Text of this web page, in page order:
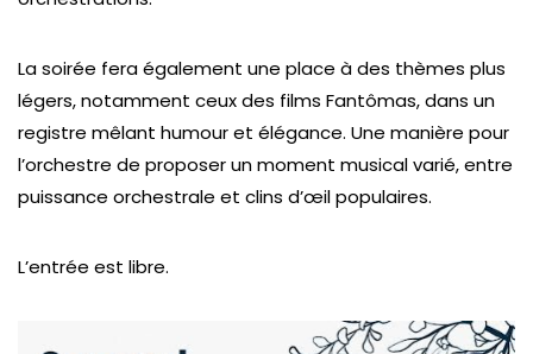
La soirée fera également une place à des thèmes plus
légers, notamment ceux des films Fantômas, dans un
registre mêlant humour et élégance. Une manière pour
l’orchestre de proposer un moment musical varié, entre
puissance orchestrale et clins d’œil populaires.
L’entrée est libre.